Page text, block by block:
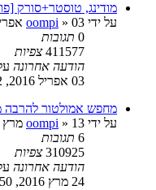
מודינג, טוסטר+סורק
על ידי
oompi » 03 אפריל 2016, 09:22
0 תגובות
411577 צפיות
הודעה אחרונה
03 אפריל 2016, 09:22
מחפש אמולטור
על ידי
oompi » 13 מרץ 2016, 05:10
6 תגובות
310925 צפיות
הודעה אחרונה
24 מרץ 2016, 13:50